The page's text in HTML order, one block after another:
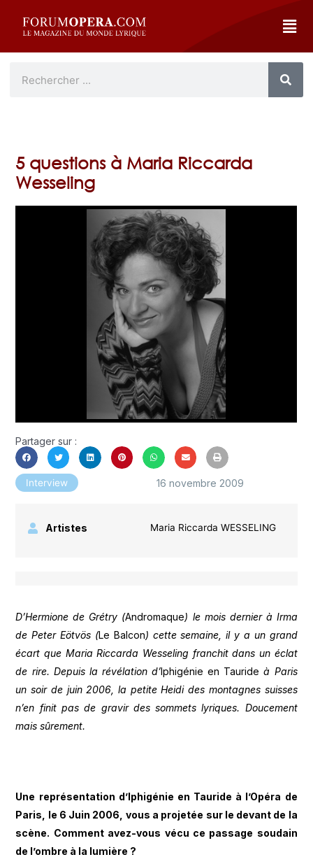
5 questions à Maria Riccarda
Wesseling
Partager sur :
Interview 16 novembre 2009
Artistes Maria Riccarda WESSELING
D’Hermione de Grétry (Andromaque) le mois dernier à Irma
de Peter Eötvös (Le Balcon) cette semaine, il y a un grand
écart que Maria Riccarda Wesseling franchit dans un éclat
de rire. Depuis la révélation d’Iphigénie en Taurideà Paris
un soir de juin 2006, la petite Heidi des montagnes suisses
n’en finit pas de gravir des sommets lyriques. Doucement
mais sûrement.
Une représentation d’Iphigénie en Tauride à l’Opéra de
Paris, le 6 Juin 2006, vous a projetée sur le devant de la
scène. Comment avez-vous vécu ce passage soudain
de l’ombre à la lumière ?